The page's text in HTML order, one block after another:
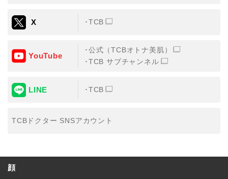
X TCB
YouTube
公式（TCBオトナ美肌）
TCB サブチャンネル
LINE TCB
TCBドクター SNSアカウント
顔